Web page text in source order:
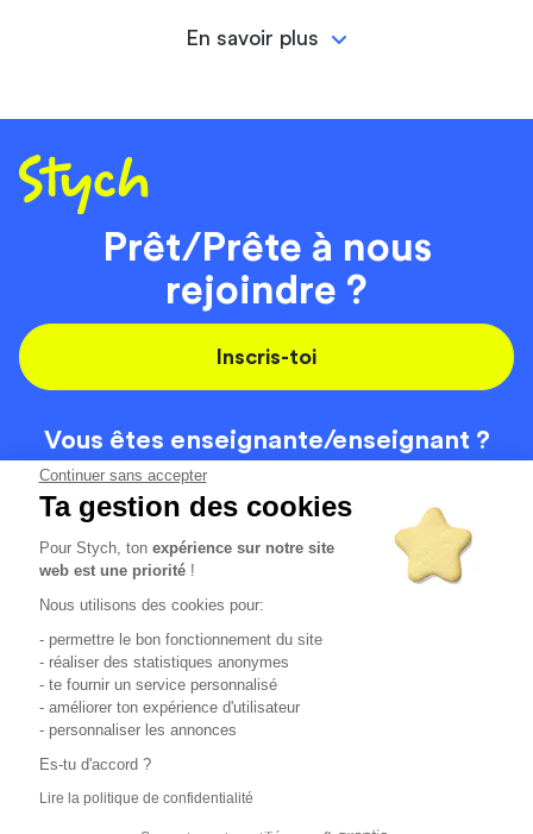
Continuer sans accepter
Ta gestion des cookies
Pour Stych, tonexpérience sur notre site
web est une priorité !
Nous utilisons des cookies pour:
- permettre le bon fonctionnement du site
- réaliser des statistiques anonymes
- te fournir un service personnalisé
- améliorer ton expérience d'utilisateur
- personnaliser les annonces
Es-tu d'accord ?
Lire la politique de confidentialité
En savoir plus
Prêt/Prête à nous
rejoindre ?
Inscris-toi
Vous êtes enseignante/enseignant ?
On recrute
Code de la route
Localisation
Contact
Tous les avis clients4.6/5 (51136 avis publiés)
Comment sont calculés nos taux de réussite ?